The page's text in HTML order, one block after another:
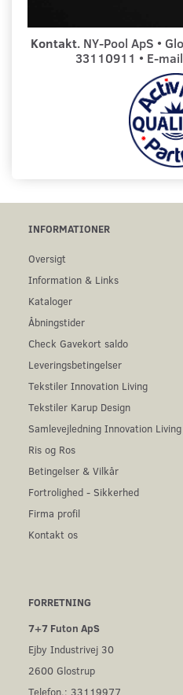
Kontakt. NY-Pool ApS •
33110911 • E-mail
INFORMATIONER
Oversigt
Information & Links
Kataloger
Åbningstider
Check Gavekort saldo
Leveringsbetingelser
Tekstiler Innovation Living
Tekstiler Karup Design
Samlevejledning Innovation Living
Ris og Ros
Betingelser & Vilkår
Fortrolighed - Sikkerhed
Firma profil
Kontakt os
FORRETNING
7+7 Futon ApS
Ejby Industrivej 30
2600 Glostrup
Telefon.: 33119977